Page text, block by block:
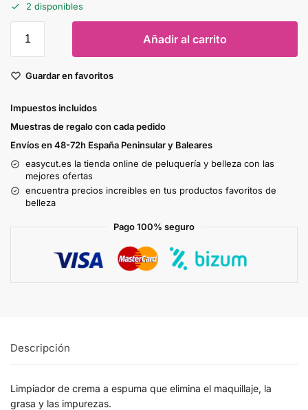
2 disponibles
Añadir al carrito
Guardar en favoritos
Impuestos incluidos
Muestras de regalo con cada pedido
Envíos en 48-72h España Peninsular y Baleares
easycut.es la tienda online de peluquería y belleza con las
mejores ofertas
encuentra precios increíbles en tus productos favoritos de
belleza
Pago 100% seguro
Descripción
Limpiador de crema a espuma que elimina el maquillaje, la
grasa y las impurezas.